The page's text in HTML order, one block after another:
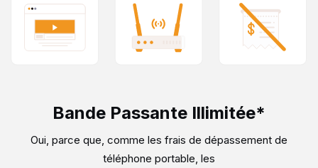
Bande Passante Illimitée*
Oui, parce que, comme les frais de dépassement de
téléphone portable, les